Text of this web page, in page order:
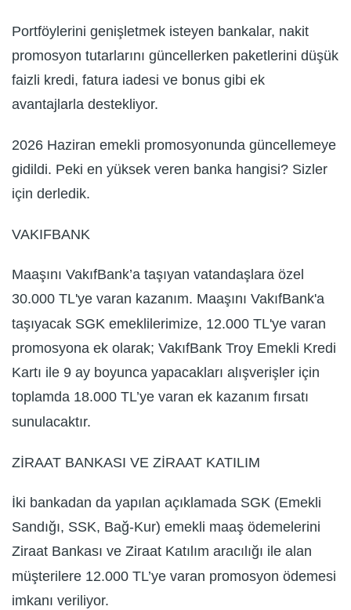
Portföylerini genişletmek isteyen bankalar, nakit
promosyon tutarlarını güncellerken paketlerini düşük
faizli kredi, fatura iadesi ve bonus gibi ek
avantajlarla destekliyor.
2026 Haziran emekli promosyonunda güncellemeye
gidildi. Peki en yüksek veren banka hangisi? Sizler
için derledik.
VAKIFBANK
Maaşını VakıfBank’a taşıyan vatandaşlara özel
30.000 TL'ye varan kazanım. Maaşını VakıfBank'a
taşıyacak SGK emeklilerimize, 12.000 TL'ye varan
promosyona ek olarak; VakıfBank Troy Emekli Kredi
Kartı ile 9 ay boyunca yapacakları alışverişler için
toplamda 18.000 TL’ye varan ek kazanım fırsatı
sunulacaktır.
ZİRAAT BANKASI VE ZİRAAT KATILIM
İki bankadan da yapılan açıklamada SGK (Emekli
Sandığı, SSK, Bağ-Kur) emekli maaş ödemelerini
Ziraat Bankası ve Ziraat Katılım aracılığı ile alan
müşterilere 12.000 TL’ye varan promosyon ödemesi
imkanı veriliyor.